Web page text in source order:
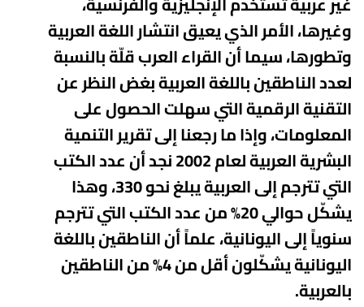
وغيرها، الأمر الذي يعيق انتشار اللغة العربية
وتطورها،سيما أن القراء العرب قلّة بالنسبة
لعددالناطقين باللغة العربية بغض النظر عن
التقنية الرقمية التي سهلت الحصولعلى
المعلومات، وإذا ما رجعنا إلى تقرير التنمية
البشرية العربية لعام 2002 نجد أن عدد الكتب
التي تترجم إلى العربية يبلغ نحو 330، وهذا
يشكّل حوالي 20% من عدد
الكتب التي تترجم
سنوياً إلى اليونانية، علماً أن الناطقين باللغة
اليونانية
يشكّلون أقل من 4% من الناطقين
بالعربية.